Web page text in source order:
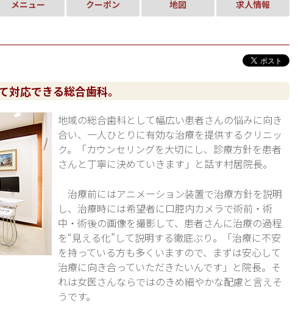
メニュー クーポン 地図 求人情報
対応できる総合歯科。
地域の総合歯科として幅広い患者さんの悩みに向き
合い、一人ひとりに有効な治療を提供するクリニッ
ク。「カウンセリングを大切にし、診療方針を患者
さんと丁寧に決めていきます」と話す村居院長。
治療前にはアニメーション装置で治療方針を説明
し、治療時には希望者に口腔内カメラで術前・術
中・術後の画像を撮影して、患者さんに治療の過程
を“見える化”して説明する徹底ぶり。「治療に不安
を持っている方も多くいますので、まずは安心して
治療に向き合っていただきたいんです」と院長。そ
れは女医さんならではのきめ細やかな配慮と言えそ
うです。